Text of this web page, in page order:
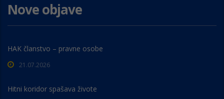
Nove objave
HAK članstvo – pravne osobe
21.07.2026
Hitni koridor spašava živote